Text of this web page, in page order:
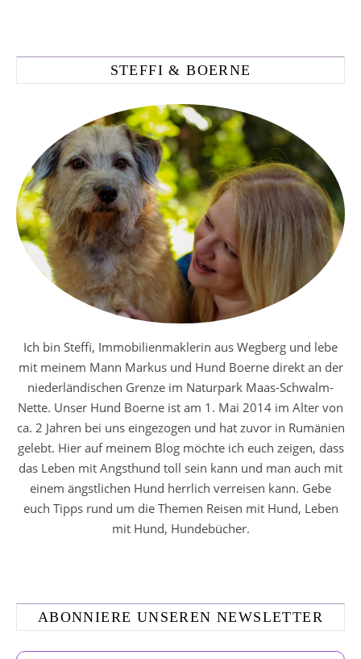
STEFFI & BOERNE
Ich bin Steffi, Immobilienmaklerin aus Wegberg und lebe
mit meinem Mann Markus und Hund Boerne direkt an der
niederländischen Grenze im Naturpark Maas-Schwalm-
Nette. Unser Hund Boerne ist am 1. Mai 2014 im Alter von
ca. 2 Jahren bei uns eingezogen und hat zuvor in Rumänien
gelebt. Hier auf meinem Blog möchte ich euch zeigen, dass
das Leben mit Angsthund toll sein kann und man auch mit
einem ängstlichen Hund herrlich verreisen kann. Gebe
euch Tipps rund um die Themen Reisen mit Hund, Leben
mit Hund, Hundebücher.
ABONNIERE UNSEREN NEWSLETTER